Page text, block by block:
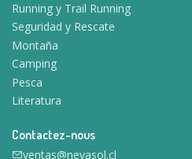
Running y Trail Running
Seguridad y Rescate
Montaña
Camping
Pesca
Literatura
Contactez-nous
ventas@nevasol.cl